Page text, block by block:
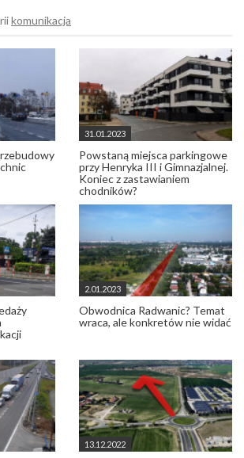
komunikacja
31.01.2023
Powstaną miejsca parkingowe
przy Henryka III i Gimnazjalnej.
Koniec z zastawianiem
chodników?
2.01.2023
Obwodnica Radwanic? Temat
wraca, ale konkretów nie widać
13.12.2022